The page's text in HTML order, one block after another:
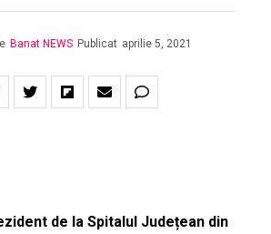
Banat NEWS Publicat aprilie 5, 2021
de la Spitalul Județean din